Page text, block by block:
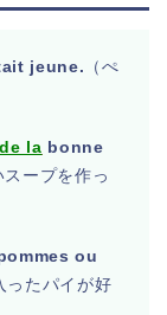
jeune. （ぺ
de la bonne
スープを作っ
ou
ったパイが好